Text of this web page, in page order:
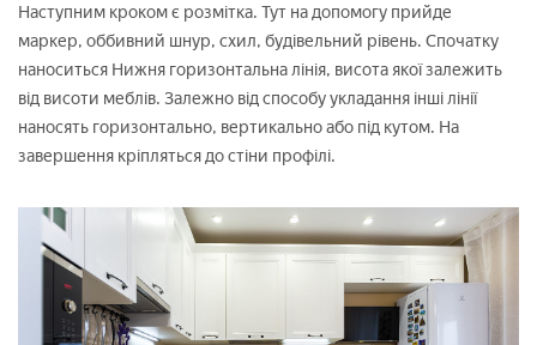
Наступним кроком є розмітка. Тут на допомогу прийде
маркер, оббивний шнур, схил, будівельний рівень. Спочатку
наноситься Нижня горизонтальна лінія, висота якої залежить
від висоти меблів. Залежно від способу укладання інші лінії
наносять горизонтально, вертикально або під кутом. На
завершення кріпляться до стіни профілі.